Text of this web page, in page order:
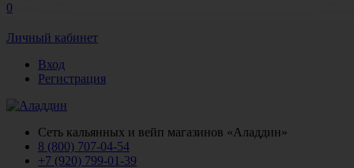
0
Личный кабинет
Вход
Регистрация
Сеть кальянных и вейп магазинов «Аладдин»
8 (800) 707-04-54
+7 (920) 799-01-39